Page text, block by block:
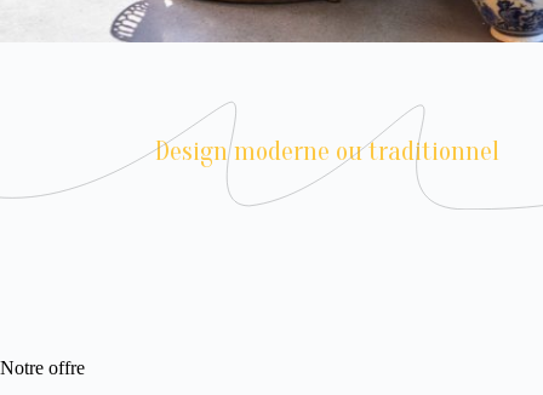
Design moderne ou traditionnel
Notre offre